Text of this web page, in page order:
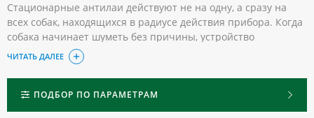
Стационарные антилаи действуют не на одну, а сразу на
всех собак, находящихся в радиусе действия прибора. Когда
собака начинает шуметь без причины, устройство
генерирует УЗ волны в разных режимах. Животное сначала
кажется сбитым с толку, потом ощущает неприятное
звуковое давление, лай прекращается.
Чтобы приобрести ультразвуковой стационарный антилай в
Красноярске, достаточно оформить заказ в нашем интернет-
ЧИТАТЬ ДАЛЕЕ
ПОДБОР ПО ПАРАМЕТРАМ